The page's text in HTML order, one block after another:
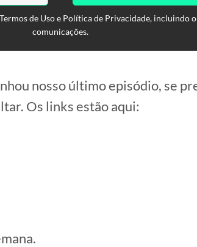
de Uso e Política de Privacidade, incluindo
comunicações.
nosso último episódio, se
Os links estão aqui: